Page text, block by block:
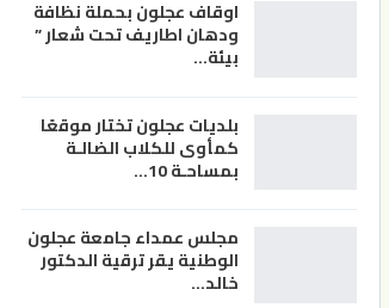
اوقاف عجلون بحملة نظافة
ودهان اطاريف تحت شعار ”
بيئة…
بلديات عجلون تختار موقعًا
كمأوى للكلاب الضالـة
بمساحـة 10…
مجلس عمداء جامعة عجلون
الوطنية يقر ترقية الدكتور
خالد…